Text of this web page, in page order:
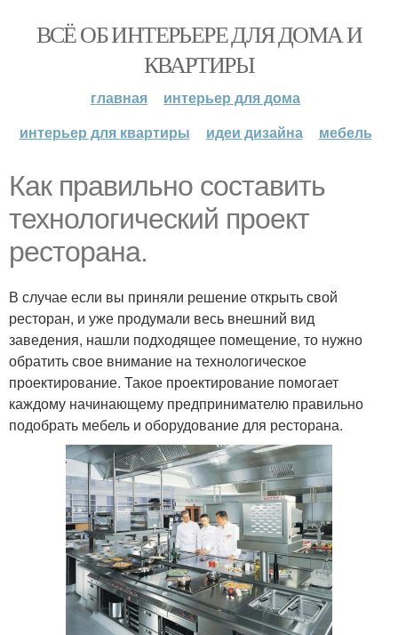
ВСЁ ОБ ИНТЕРЬЕРЕ ДЛЯ ДОМА И
КВАРТИРЫ
главная
интерьер для дома
интерьер для квартиры
идеи дизайна мебель
Как правильно составить
технологический проект
ресторана.
В случае если вы приняли решение открыть свой
ресторан, и уже продумали весь внешний вид
заведения, нашли подходящее помещение, то нужно
обратить свое внимание на технологическое
проектирование. Такое проектирование помогает
каждому начинающему предпринимателю правильно
подобрать мебель и оборудование для ресторана.